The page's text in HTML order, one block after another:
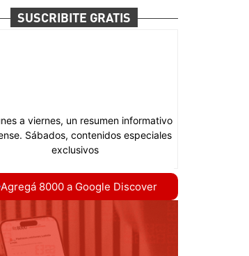
SUSCRIBITE GRATIS
Agregá 8000 a Google Discover